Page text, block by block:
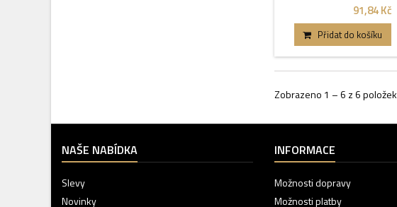
91,84 Kč
Přidat do košíku
Zobrazeno 1 – 6 z 6 položek
NAŠE NABÍDKA
Slevy
Novinky
INFORMACE
Možnosti dopravy
Možnosti platby